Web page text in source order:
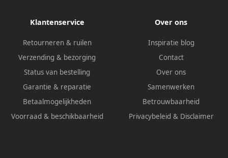
Klantenservice
Retourneren & ruilen
Verzending & bezorging
Status van bestelling
Garantie & reparatie
Betaalmogelijkheden
Voorraad & beschikbaarheid
Over ons
Inspiratie blog
Contact
Over ons
Samenwerken
Betrouwbaarheid
Privacybeleid & Disclaimer